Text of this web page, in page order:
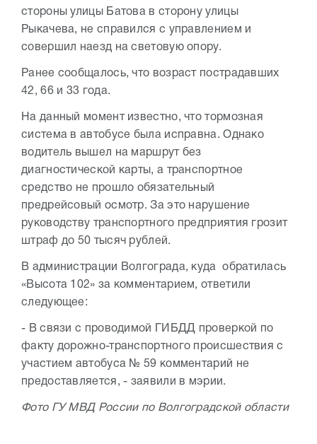
стороны улицы Батова в сторону улицы
Рыкачева, не справился с управлением и
совершил наезд на световую опору.
Ранее сообщалось, что возраст пострадавших
42, 66 и 33 года.
На данный момент известно, что тормозная
система в автобусе была исправна. Однако
водитель вышел на маршрут без
диагностической карты, а транспортное
средство не прошло обязательный
предрейсовый осмотр. За это нарушение
руководству транспортного предприятия грозит
штраф до 50 тысяч рублей.
В администрации Волгограда, куда обратилась
«Высота 102» за комментарием, ответили
следующее:
- В связи с проводимой ГИБДД проверкой по
факту дорожно-транспортного происшествия с
участием автобуса № 59 комментарий не
предоставляется, - заявили в мэрии.
Фото ГУ МВД России по Волгоградской области